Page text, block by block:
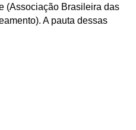
(Associação Brasileira das
A pauta dessas